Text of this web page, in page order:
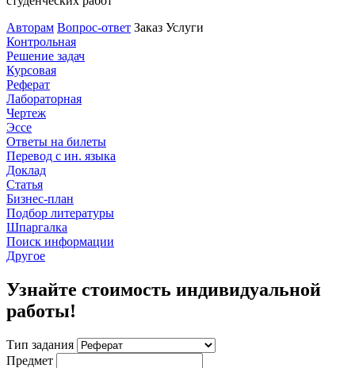
Авторам Вопрос-ответ Заказ Услуги
Контрольная
Решение задач
Курсовая
Реферат
Лабораторная
Чертеж
Эссе
Ответы на билеты
Перевод с ин. языка
Доклад
Статья
Бизнес-план
Подбор литературы
Шпаргалка
Поиск информации
Другое
Узнайте стоимость индивидуальной
работы!
Тип задания
Предмет